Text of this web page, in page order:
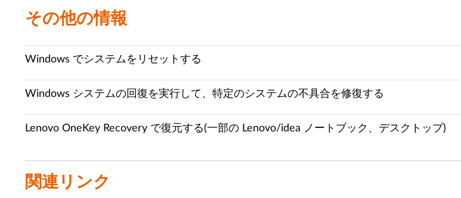
その他の情報
Windows でシステムをリセットする
Windows システムの回復を実行して、特定のシステムの不具合を修復する
Lenovo OneKey Recovery で復元する(一部の Lenovo/idea ノートブック、デスクトップ)
関連リンク